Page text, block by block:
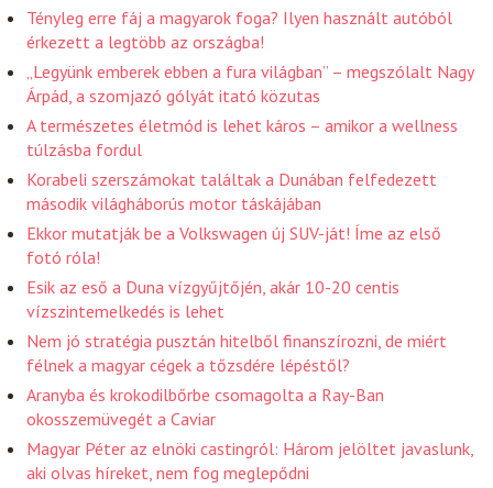
Tényleg erre fáj a magyarok foga? Ilyen használt autóból
érkezett a legtöbb az országba!
„Legyünk emberek ebben a fura világban” – megszólalt Nagy
Árpád, a szomjazó gólyát itató közutas
A természetes életmód is lehet káros – amikor a wellness
túlzásba fordul
Korabeli szerszámokat találtak a Dunában felfedezett
második világháborús motor táskájában
Ekkor mutatják be a Volkswagen új SUV-ját! Íme az első
fotó róla!
Esik az eső a Duna vízgyűjtőjén, akár 10-20 centis
vízszintemelkedés is lehet
Nem jó stratégia pusztán hitelből finanszírozni, de miért
félnek a magyar cégek a tőzsdére lépéstől?
Aranyba és krokodilbőrbe csomagolta a Ray-Ban
okosszemüvegét a Caviar
Magyar Péter az elnöki castingról: Három jelöltet javaslunk,
aki olvas híreket, nem fog meglepődni